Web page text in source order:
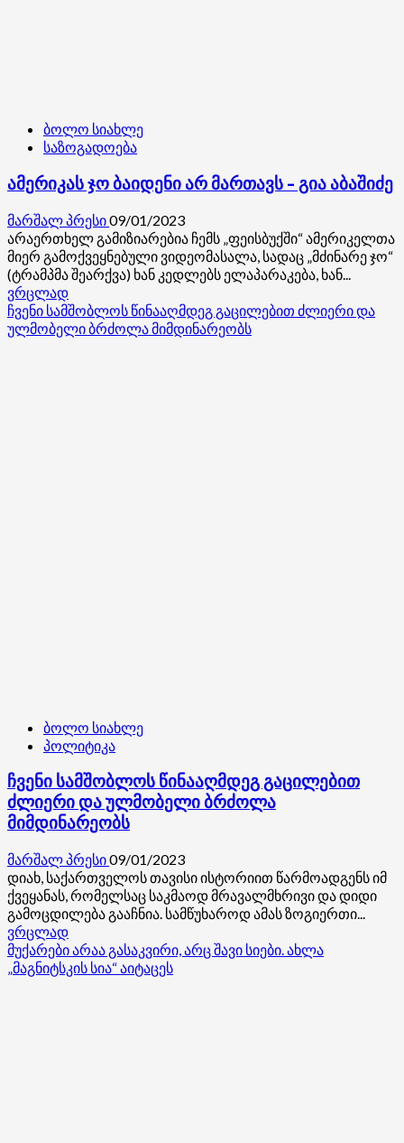
ბოლო სიახლე
საზოგადოება
ამერიკას ჯო ბაიდენი არ მართავს – გია აბაშიძე
მარშალ პრესი09/01/2023
არაერთხელ გამიზიარებია ჩემს „ფეისბუქში“ ამერიკელთა
მიერ გამოქვეყნებული ვიდეომასალა, სადაც „მძინარე ჯო“
(ტრამპმა შეარქვა) ხან კედლებს ელაპარაკება, ხან...
ვრცლადRead
more
about
ამერიკას
ჩვენი სამშობლოს წინააღმდეგ გაცილებით ძლიერი და
ულმობელი ბრძოლა მიმდინარეობს
ბოლო სიახლე
პოლიტიკა
ჩვენი სამშობლოს წინააღმდეგ გაცილებით
ძლიერი და ულმობელი ბრძოლა
მიმდინარეობს
მარშალ პრესი09/01/2023
დიახ, საქართველოს თავისი ისტორიით წარმოადგენს იმ
ქვეყანას, რომელსაც საკმაოდ მრავალმხრივი და დიდი
გამოცდილება გააჩნია. სამწუხაროდ ამას ზოგიერთი...
ვრცლადRead
more
about
ჩვენი
მუქარები არაა გასაკვირი, არც შავი სიები. ახლა
„მაგნიტსკის სია“ აიტაცეს